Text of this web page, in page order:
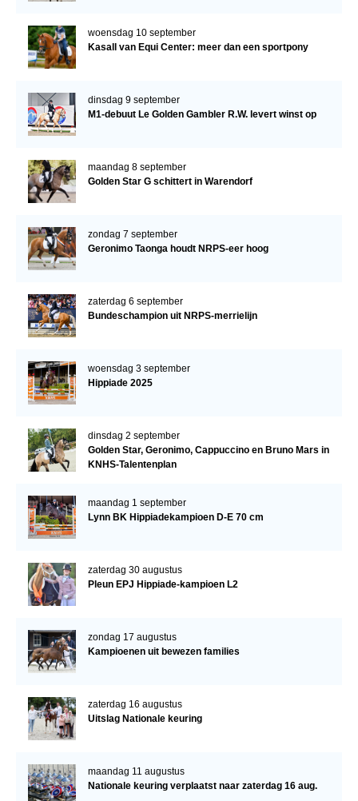
woensdag 10 september
Kasall van Equi Center: meer dan een sportpony
dinsdag 9 september
M1-debuut Le Golden Gambler R.W. levert winst op
maandag 8 september
Golden Star G schittert in Warendorf
zondag 7 september
Geronimo Taonga houdt NRPS-eer hoog
zaterdag 6 september
Bundeschampion uit NRPS-merrielijn
woensdag 3 september
Hippiade 2025
dinsdag 2 september
Golden Star, Geronimo, Cappuccino en Bruno Mars in
KNHS-Talentenplan
maandag 1 september
Lynn BK Hippiadekampioen D-E 70 cm
zaterdag 30 augustus
Pleun EPJ Hippiade-kampioen L2
zondag 17 augustus
Kampioenen uit bewezen families
zaterdag 16 augustus
Uitslag Nationale keuring
maandag 11 augustus
Nationale keuring verplaatst naar zaterdag 16 aug.